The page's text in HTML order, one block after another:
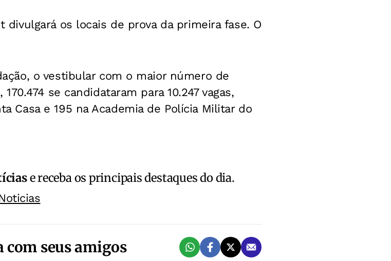
divulgará os locais de prova da primeira fase. O
o vestibular com o maior número de
se candidataram para 10.247 vagas,
Casa e 195 na Academia de Polícia Militar do
e receba os principais destaques do dia.
seus amigos